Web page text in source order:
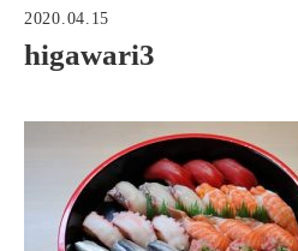
2020.04.15
higawari3